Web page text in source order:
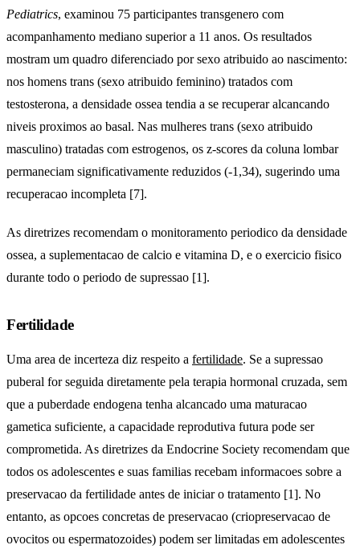
Pediatrics, examinou 75 participantes transgenero com
acompanhamento mediano superior a 11 anos. Os resultados
mostram um quadro diferenciado por sexo atribuido ao nascimento:
nos homens trans (sexo atribuido feminino) tratados com
testosterona, a densidade ossea tendia a se recuperar alcancando
niveis proximos ao basal. Nas mulheres trans (sexo atribuido
masculino) tratadas com estrogenos, os z-scores da coluna lombar
permaneciam significativamente reduzidos (-1,34), sugerindo uma
recuperacao incompleta [7].
As diretrizes recomendam o monitoramento periodico da densidade
ossea, a suplementacao de calcio e vitamina D, e o exercicio fisico
durante todo o periodo de supressao [1].
Fertilidade
Uma area de incerteza diz respeito a fertilidade. Se a supressao
puberal for seguida diretamente pela terapia hormonal cruzada, sem
que a puberdade endogena tenha alcancado uma maturacao
gametica suficiente, a capacidade reprodutiva futura pode ser
comprometida. As diretrizes da Endocrine Society recomendam que
todos os adolescentes e suas familias recebam informacoes sobre a
preservacao da fertilidade antes de iniciar o tratamento [1]. No
entanto, as opcoes concretas de preservacao (criopreservacao de
ovocitos ou espermatozoides) podem ser limitadas em adolescentes